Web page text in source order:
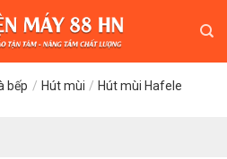
bếp / Hút mùi / Hút mùi Hafele